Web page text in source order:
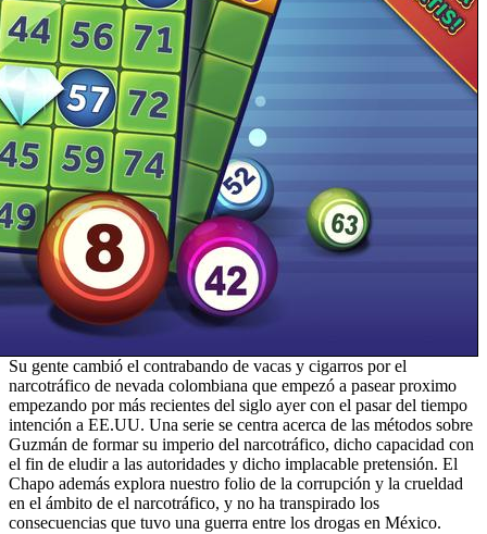
Su gente cambió el contrabando de vacas y cigarros por el
narcotráfico de nevada colombiana que empezó a pasear proximo
empezando por más recientes del siglo ayer con el pasar del tiempo
intención a EE.UU. Una serie se centra acerca de las métodos sobre
Guzmán de formar su imperio del narcotráfico, dicho capacidad con
el fin de eludir a las autoridades y dicho implacable pretensión. El
Chapo además explora nuestro folio de la corrupción y la crueldad
en el ámbito de el narcotráfico, y no ha transpirado los
consecuencias que tuvo una guerra entre los drogas en México.